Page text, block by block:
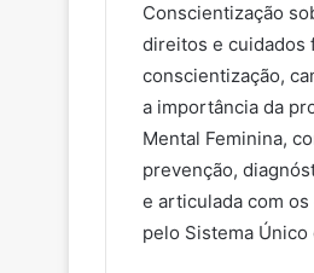
Conscientização
direitos e cuidados
conscientização,
a importância da
Mental Feminina,
prevenção,
e articulada com
pelo Sistema